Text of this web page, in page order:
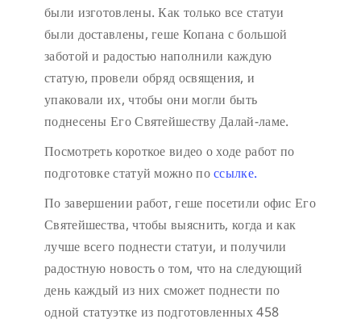
были изготовлены. Как только все статуи
были доставлены, геше Копана с большой
заботой и радостью наполнили каждую
статую, провели обряд освящения, и
упаковали их, чтобы они могли быть
поднесены Его Святейшеству Далай-ламе.
Посмотреть короткое видео о ходе работ по
подготовке статуй можно поссылке.
По завершении работ, геше посетили офис Его
Святейшества, чтобы выяснить, когда и как
лучше всего поднести статуи, и получили
радостную новость о том, что на следующий
день каждый из них сможет поднести по
одной статуэтке из подготовленных 458